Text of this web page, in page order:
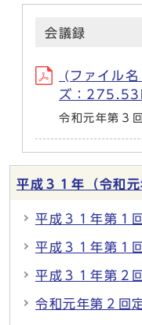
会議録
(ファイル
ズ：
令和元年第３
平成３１年（令和
平成３１年第１
平成３１年第１
平成３１年第２
令和元年第２回